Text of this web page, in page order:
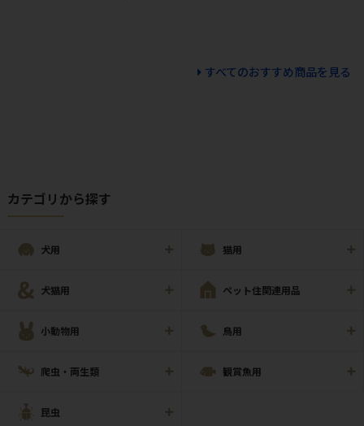
すべてのおすすめ商品を見る
カテゴリから探す
犬用 猫用
犬猫用 ペット住関連用品
小動物用 鳥用
爬虫・両生類 観賞魚用
昆虫